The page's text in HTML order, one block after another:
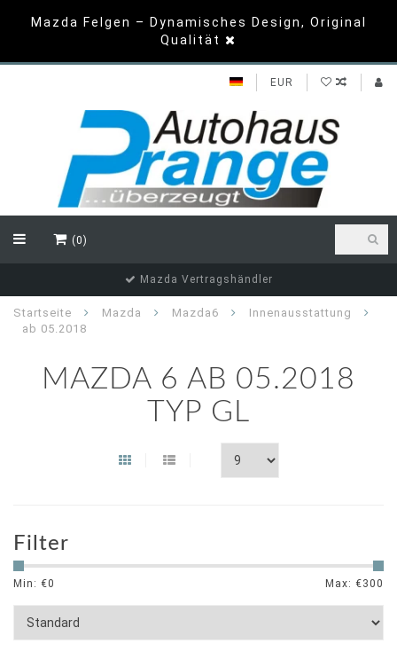
Mazda Felgen – Dynamisches Design, Original
Qualität
EUR
(0)
Top Bewertungen
Startseite Mazda Mazda6
Innenausstattung
ab 05.2018
MAZDA 6 AB 05.2018
TYP GL
Filter
Min: €0 Max: €300